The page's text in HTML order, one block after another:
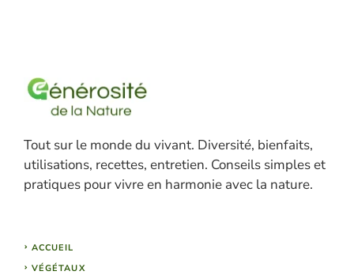
Tout sur le monde du vivant. Diversité, bienfaits,
utilisations, recettes, entretien. Conseils simples et
pratiques pour vivre en harmonie avec la nature.
ACCUEIL
VÉGÉTAUX